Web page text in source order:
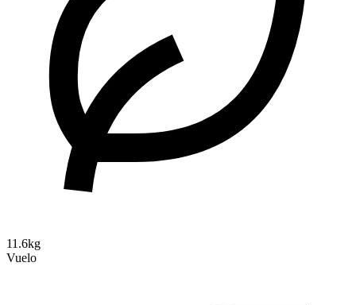
11.6kg
Vuelo